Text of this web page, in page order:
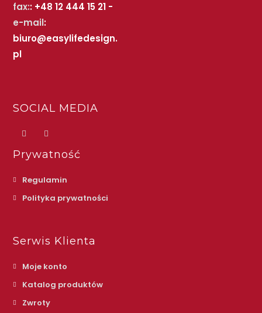
fax:: +48 12 444 15 21 -
e-mail:
biuro@easylifedesign.
pl
SOCIAL MEDIA
Prywatność
Regulamin
Polityka prywatności
Serwis Klienta
Moje konto
Katalog produktów
Zwroty